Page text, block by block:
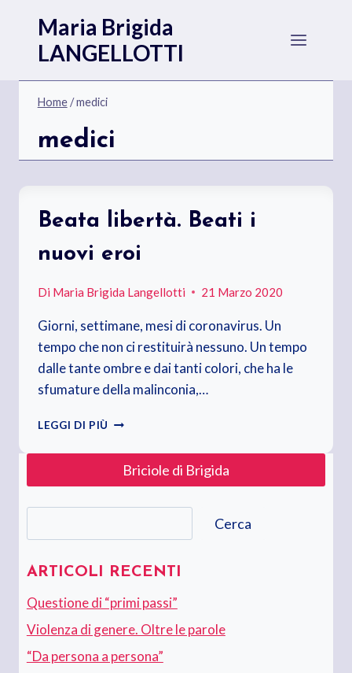
contenuto
Maria Brigida
LANGELLOTTI
Home/medici
medici
Beata libertà. Beati i
nuovi eroi
Di Maria Brigida Langellotti 21 Marzo 2020
Giorni, settimane, mesi di coronavirus. Un
tempo che non ci restituirà nessuno. Un tempo
dalle tante ombre e dai tanti colori, che ha le
sfumature della malinconia,…
LEGGI DI PIÙ BEATA
BEATI
NUOVI
Briciole di Brigida
Cerca
ARTICOLI RECENTI
Questione di “primi passi”
Violenza di genere. Oltre le parole
“Da persona a persona”